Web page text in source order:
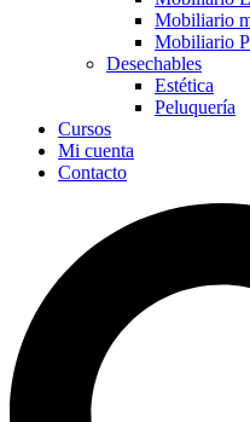
Mobiliario
Mobiliario
Desechables
Estética
Peluquería
Cursos
Mi cuenta
Contacto